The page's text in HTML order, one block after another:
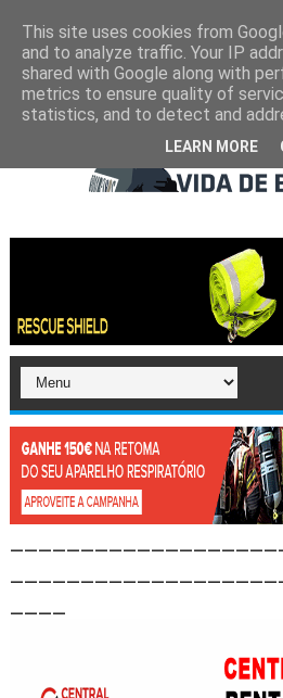
This site uses cookies from
and to analyze traffic. Your IP
shared with Google along with
metrics to ensure quality of
statistics, and to detect and
LEARN MORE